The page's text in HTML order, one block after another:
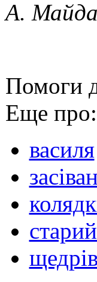
А.
Помоги
Еще про:
василя